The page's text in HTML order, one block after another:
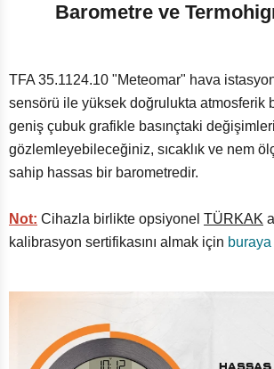
Barometre ve
TFA 35.1124.10 "Meteomar" hava
sensörü ile yüksek doğrulukta atmosferik
geniş çubuk grafikle basınçtaki değişimleri
gözlemleyebileceğiniz, sıcaklık ve nem
sahip hassas bir barometredir.
Not: Cihazla birlikte opsiyonel TÜRKAK
kalibrasyon sertifikasını almak için buraya